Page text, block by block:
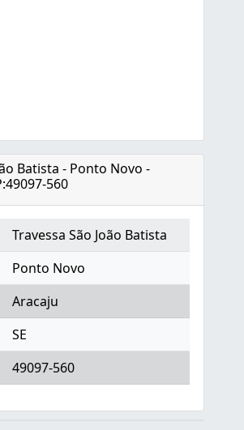
Batista - Ponto Novo -
560
Travessa São João Batista
Ponto Novo
Aracaju
SE
49097-560